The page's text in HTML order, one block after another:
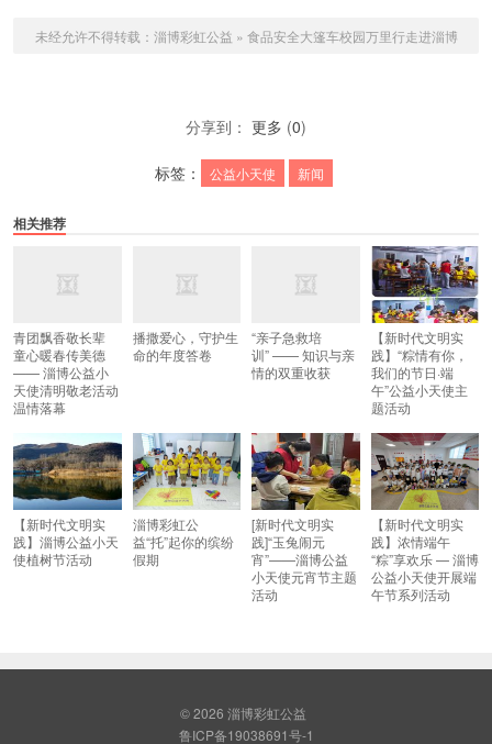
未经允许不得转载： 淄博彩虹公益 » 食品安全大篷车校园万里行走进淄博
分享到： 更多 (0)
标签： 公益小天使 新闻
相关推荐
青团飘香敬长辈
童心暖春传美德
—— 淄博公益小
天使清明敬老活动
温情落幕
播撒爱心，守护生
命的年度答卷
“亲子急救培
训” —— 知识与亲
情的双重收获
【新时代文明实
践】“粽情有你，
我们的节日·端
午”公益小天使主
题活动
【新时代文明实
践】淄博公益小天
使植树节活动
淄博彩虹公
益“托”起你的缤纷
假期
[新时代文明实
践]“玉兔闹元
宵”——淄博公益
小天使元宵节主题
活动
【新时代文明实
践】浓情端午
“粽”享欢乐 — 淄博
公益小天使开展端
午节系列活动
© 2026 淄博彩虹公益
鲁ICP备19038691号-1